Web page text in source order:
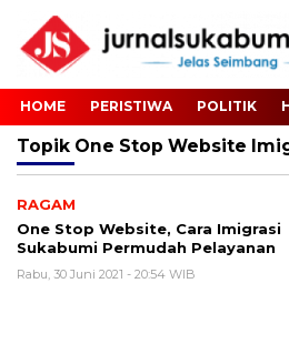
HOME PERISTIWA POLITIK
Topik One Stop Website
RAGAM
One Stop Website, Cara Imigrasi
Sukabumi Permudah Pelayanan
Rabu, 30 Juni 2021 - 20:54 WIB